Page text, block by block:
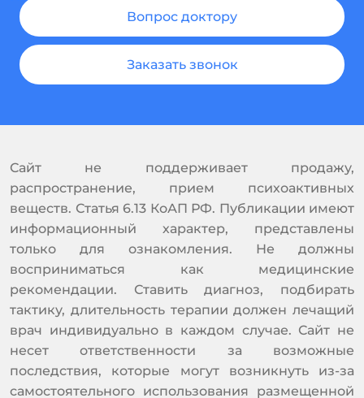
Вопрос доктору
Заказать звонок
Сайт не поддерживает продажу,
распространение, прием психоактивных
веществ. Статья 6.13 КоАП РФ. Публикации имеют
информационный характер, представлены
только для ознакомления. Не должны
восприниматься как медицинские
рекомендации. Ставить диагноз, подбирать
тактику, длительность терапии должен лечащий
врач индивидуально в каждом случае. Сайт не
несет ответственности за возможные
последствия, которые могут возникнуть из-за
самостоятельного использования размещенной